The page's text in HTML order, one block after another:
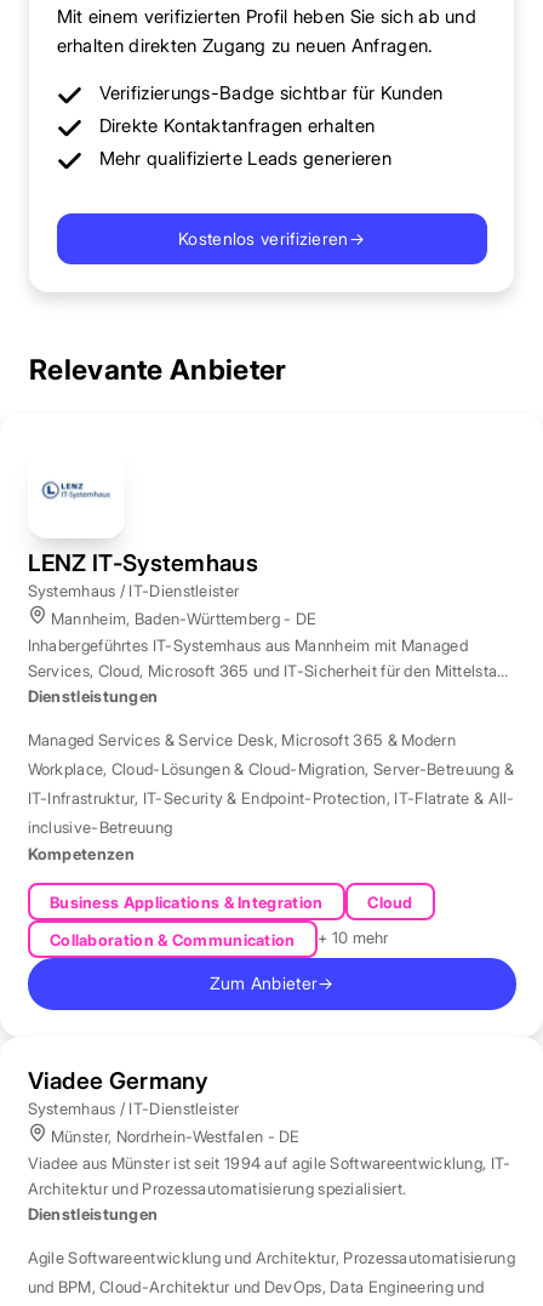
Mit einem verifizierten Profil heben Sie sich ab und
erhalten direkten Zugang zu neuen Anfragen.
Verifizierungs-Badge sichtbar für Kunden
Direkte Kontaktanfragen erhalten
Mehr qualifizierte Leads generieren
Kostenlos verifizieren→
Relevante Anbieter
LENZ IT-Systemhaus
Systemhaus / IT-Dienstleister
Mannheim, Baden-Württemberg - DE
Inhabergeführtes IT-Systemhaus aus Mannheim mit Managed
Services, Cloud, Microsoft 365 und IT-Sicherheit für den Mittelstand
der Region Rhein-Neckar.
Dienstleistungen
Managed Services & Service Desk, Microsoft 365 & Modern
Workplace, Cloud-Lösungen & Cloud-Migration, Server-Betreuung &
IT-Infrastruktur, IT-Security & Endpoint-Protection, IT-Flatrate & All-
inclusive-Betreuung
Kompetenzen
Business Applications & Integration
Cloud
Collaboration & Communication
+ 10 mehr
Zum Anbieter→
Viadee Germany
Systemhaus / IT-Dienstleister
Münster, Nordrhein-Westfalen - DE
Viadee aus Münster ist seit 1994 auf agile Softwareentwicklung, IT-
Architektur und Prozessautomatisierung spezialisiert.
Dienstleistungen
Agile Softwareentwicklung und Architektur, Prozessautomatisierung
und BPM,Cloud-Architektur und DevOps, Data Engineering und